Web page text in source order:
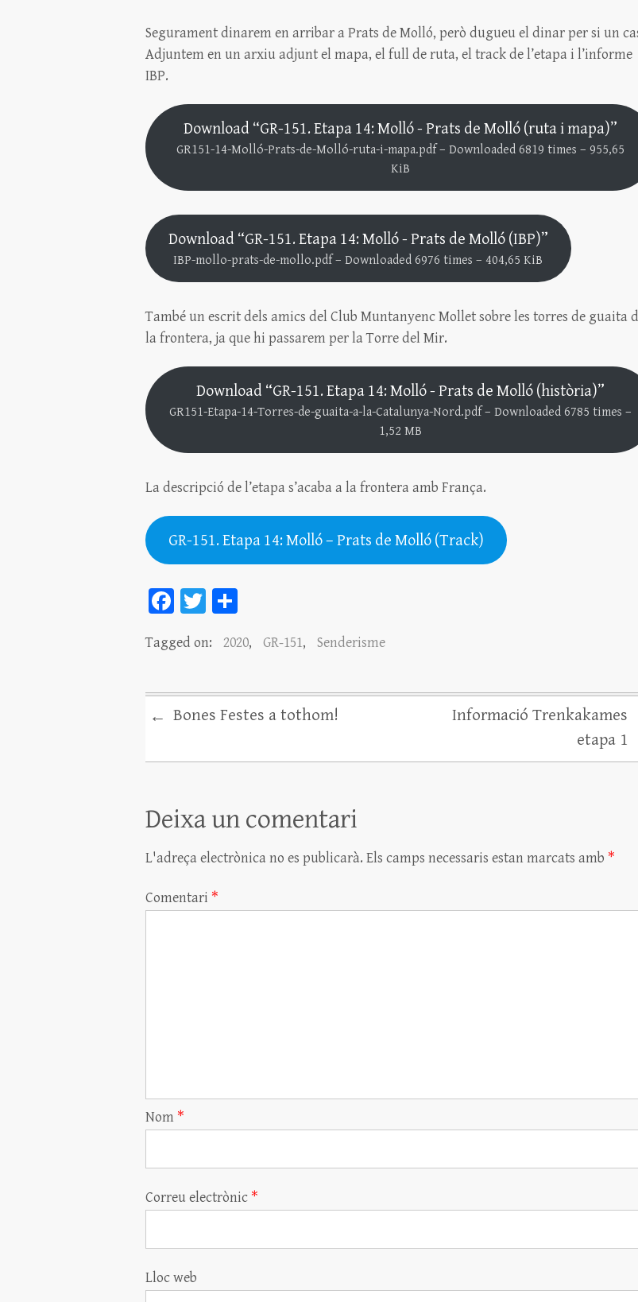
Segurament dinarem en arribar a Prats de Molló, però dugueu el dinar per si un
Adjuntem en un arxiu adjunt el mapa, el full de ruta, el track de l’etapa i l’informe
IBP.
Download “GR-151. Etapa 14: Molló - Prats de Molló (ruta i mapa)”
GR151-14-Molló-Prats-de-Molló-ruta-i-mapa.pdf – Downloaded 6819 times – 955,65
KiB
Download “GR-151. Etapa 14: Molló - Prats de Molló (IBP)”
IBP-mollo-prats-de-mollo.pdf – Downloaded 6976 times – 404,65 KiB
També un escrit dels amics del Club Muntanyenc Mollet sobre les torres de guaita
la frontera, ja que hi passarem per la Torre del Mir.
Download “GR-151. Etapa 14: Molló - Prats de Molló (història)”
GR151-Etapa-14-Torres-de-guaita-a-la-Catalunya-Nord.pdf – Downloaded 6785 times –
1,52 MB
La descripció de l’etapa s’acaba a la frontera amb França.
GR-151. Etapa 14: Molló – Prats de Molló (Track)
Fa
bo
T
tt
m
rt
ei
x
Tagged on: 2020, GR-151, Senderisme
← Bones Festes a tothom!
Informació Trenkakames
etapa 1
Deixa un comentari
L'adreça electrònica no es publicarà. Els camps necessaris estan marcats amb *
Comentari *
Nom *
Correu electrònic *
Lloc web